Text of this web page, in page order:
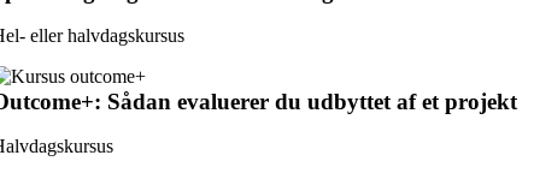
eller halvdagskursus
Sådan evaluerer du udbyttet af et projekt